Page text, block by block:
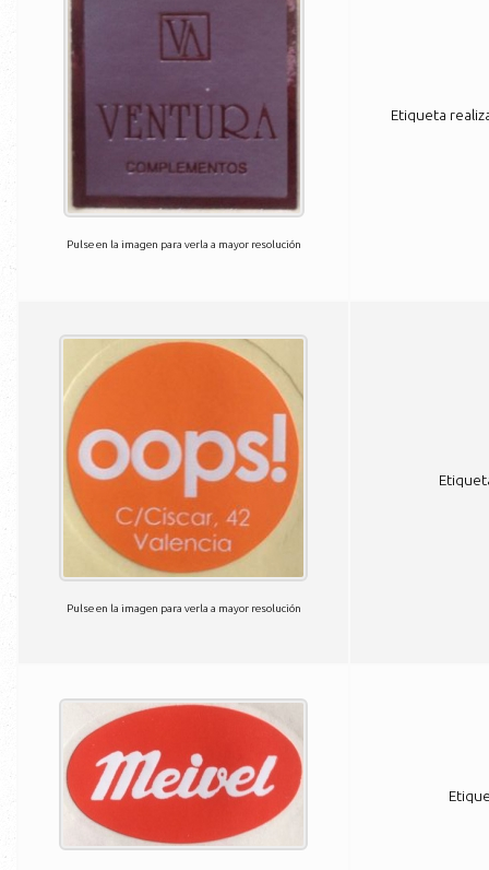
Pulse en la imagen para verla a mayor resolución
Etiqueta
Pulse en la imagen para verla a mayor resolución